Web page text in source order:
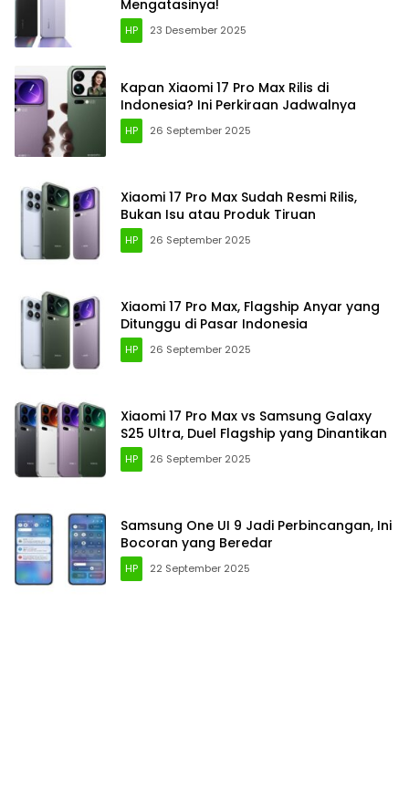
Mengatasinya!
HP 23 Desember 2025
Kapan Xiaomi 17 Pro Max Rilis di
Indonesia? Ini Perkiraan Jadwalnya
HP 26 September 2025
Xiaomi 17 Pro Max Sudah Resmi Rilis,
Bukan Isu atau Produk Tiruan
HP 26 September 2025
Xiaomi 17 Pro Max, Flagship Anyar yang
Ditunggu di Pasar Indonesia
HP 26 September 2025
Xiaomi 17 Pro Max vs Samsung Galaxy
S25 Ultra, Duel Flagship yang Dinantikan
HP 26 September 2025
Samsung One UI 9 Jadi Perbincangan, Ini
Bocoran yang Beredar
HP 22 September 2025